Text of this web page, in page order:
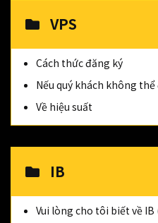
VPS
Cách thức đăng ký
Nếu quý khách không
Về hiệu suất
IB
Vui lòng cho tôi biết về